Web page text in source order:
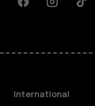
FacebookInstagram
International